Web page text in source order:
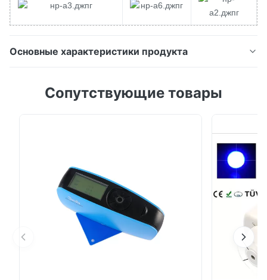
Основные характеристики продукта
НИОКР 3нх на клиенте нужен и начинают высокую
Φ4мм наклоняют апертуру, соответствующую для
большинств пользы образцов. С ЛАБОРАТ...
Сопутствующие товары